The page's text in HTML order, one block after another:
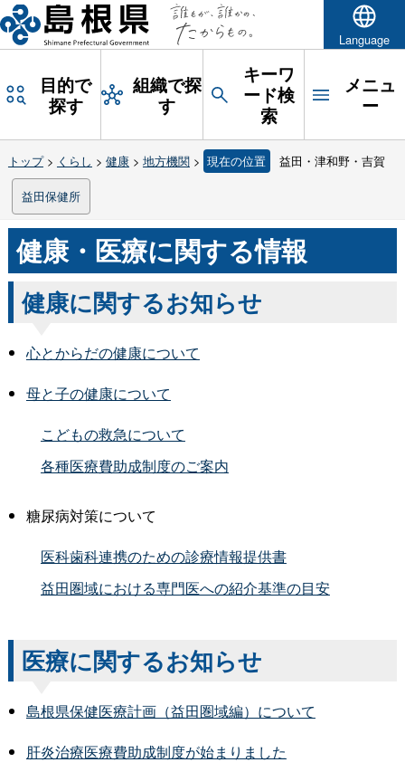
Language
目的で
探す
組織で探
す
キーワ
ード検
索
メニュ
ー
トップ> くらし > 健康> 地方機関> 現在の位置 益田・津和野・吉賀
益田保健所
健康・医療に関する情報
健康に関するお知らせ
心とからだの健康について
母と子の健康について
こどもの救急について
各種医療費助成制度のご案内
糖尿病対策について
医科歯科連携のための診療情報提供書
益田圏域における専門医への紹介基準の目安
医療に関するお知らせ
島根県保健医療計画（益田圏域編）について
肝炎治療医療費助成制度が始まりました